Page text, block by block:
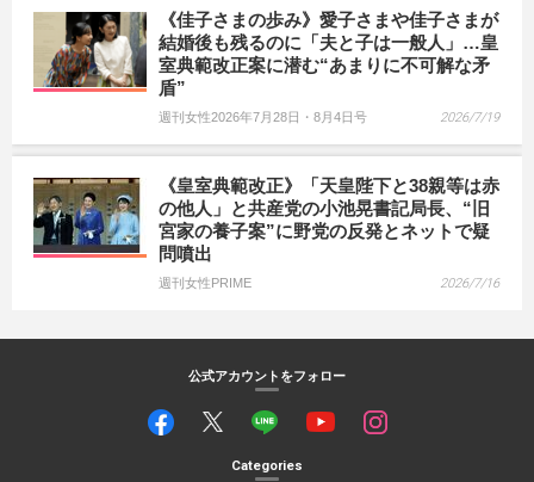
《佳子さまの歩み》愛子さまや佳子さまが
結婚後も残るのに「夫と子は一般人」…皇
室典範改正案に潜む“あまりに不可解な矛
盾”
週刊女性2026年7月28日・8月4日号 2026/7/19
《皇室典範改正》「天皇陛下と38親等は赤
の他人」と共産党の小池晃書記局長、“旧
宮家の養子案”に野党の反発とネットで疑
問噴出
週刊女性PRIME 2026/7/16
公式アカウントをフォロー
Categories